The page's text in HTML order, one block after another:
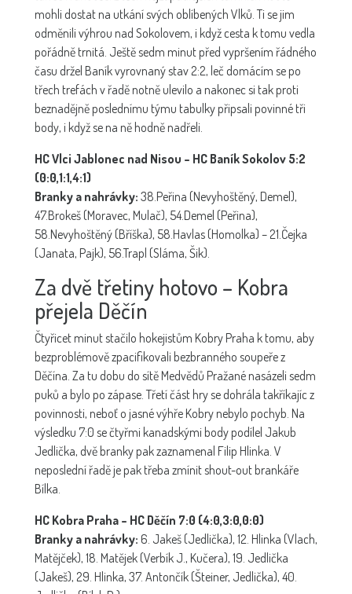
mohli dostat na utkání svých oblíbených Vlků. Ti se jim
odměnili výhrou nad Sokolovem, i když cesta k tomu vedla
pořádně trnitá. Ještě sedm minut před vypršením řádného
času držel Baník vyrovnaný stav 2:2, leč domácím se po
třech trefách v řadě notně ulevilo a nakonec si tak proti
beznadějně poslednímu týmu tabulky připsali povinné tři
body, i když se na ně hodně nadřeli.
HC Vlci Jablonec nad Nisou – HC Baník Sokolov 5:2
(0:0,1:1,4:1)
Branky a nahrávky: 38.Peřina (Nevyhoštěný, Demel),
47.Brokeš (Moravec, Mulač), 54.Demel (Peřina),
58.Nevyhoštěný (Bříška), 58.Havlas (Homolka) – 21.Čejka
(Janata, Pajk), 56.Trapl (Sláma, Šik).
Za dvě třetiny hotovo – Kobra
přejela Děčín
Čtyřicet minut stačilo hokejistům Kobry Praha k tomu, aby
bezproblémově zpacifikovali bezbranného soupeře z
Děčína. Za tu dobu do sítě Medvědů Pražané nasázeli sedm
puků a bylo po zápase. Třetí část hry se dohrála takříkajíc z
povinnosti, neboť o jasné výhře Kobry nebylo pochyb. Na
výsledku 7:0 se čtyřmi kanadskými body podílel Jakub
Jedlička, dvě branky pak zaznamenal Filip Hlinka. V
neposlední řadě je pak třeba zmínit shout-out brankáře
Bílka.
HC Kobra Praha – HC Děčín 7:0 (4:0,3:0,0:0)
Branky a nahrávky: 6. Jakeš (Jedlička), 12. Hlinka (Vlach,
Matějček), 18. Matějek (Verbík J., Kučera), 19. Jedlička
(Jakeš), 29. Hlinka, 37. Antončík (Šteiner, Jedlička), 40.